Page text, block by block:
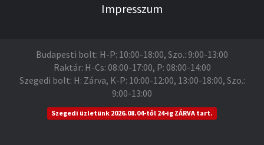
Impresszum
Budapesti bolt: H-P: 10:00-18:00, Szo.: 9:00-13:00
Raktár: H-Cs: 08:00-17:00, P: 08:00-14:00
Szegedi bolt: H: Zárva, K-P: 10:00-12:00, 13:00-18:00, Szo.:
9:00-13:00
Szegedi üzletünk 2026.08.04-től 24-ig ZÁRVA tart.